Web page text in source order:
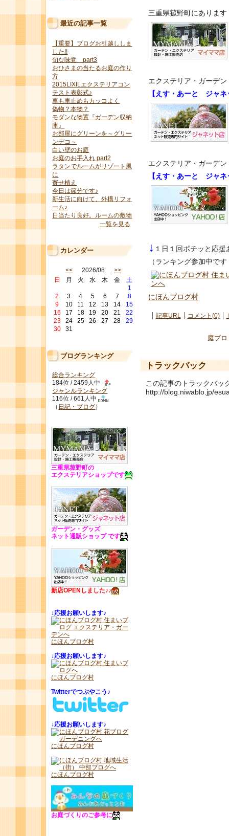
三重県菰野町にありま
エクステリア・ガーデ
【えす・あーと ジャネ
エクステリア・ガーデ
【えす・あーと ジャ
↓ １日１回ポチッと応援
（ランキング参加中で
にほんブログ村
記事URL コメント(0)
庭ブ
トラックバック
この記事のトラックバッ
http://blog.niwablo.jp/
最近の記事一覧
【重要】ブログお引越ししま
した!!
旬な味覚 part3
おひさまの当たるお庭の作り
方
2015LIXILエクステリアコン
テスト表彰式♪
車も車止めもカッコよく
偽物？本物？
モダンな物置『ガーデン収納
庫』
お部屋にグリーンを～グリー
ンデコ～
白い壁のお庭
お庭のお手入れ part2
ラタンでルームがリゾート風
に
寄せ植え
今日は節分です♪
新生活に向けて、外構リフォ
ーム♪
日当たり良好。ルームの敷物
一覧を見る
カレンダー
<< 2026/08 >>
日
月 火 水 木 金
土
1
2
3 4 5 6 7
8
9
10 11 12 13 14
15
16
17 18 19 20 21
22
23
24 25 26 27 28
29
30
31
ブログランキング
総合ランキング
184位 / 2459人中
ジャンルランキング
116位 / 661人中
（ 日記・ブログ）
三重県菰野町の
エクステリアショップです
ガーデン・グッズ
ネット通販ショップ です
新店OPENしました♪♪
↓応援お願いします♪
にほんブログ村
↓応援お願いします♪
にほんブログ村
Twitterでつぶやこう♪
↓応援お願いします♪
にほんブログ村
にほんブログ村
お庭づくりのご参考に